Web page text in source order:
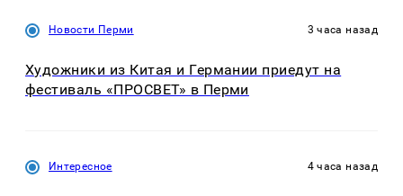
Новости Перми 3 часа назад
Художники из Китая и Германии приедут на
фестиваль «ПРОСВЕТ» в Перми
Интересное 4 часа назад